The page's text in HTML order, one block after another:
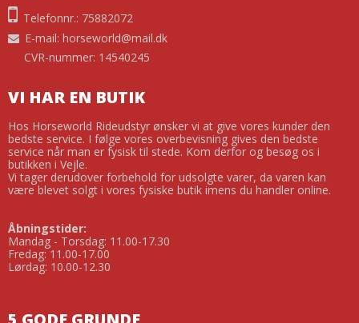
Telefonnr.: 75882072
E-mail: horseworld@mail.dk
CVR-nummer: 14540245
VI HAR EN BUTIK
Hos Horseworld Rideudstyr ønsker vi at give vores kunder den
bedste service. I følge vores overbevisning gives den bedste
service når man er fysisk til stede. Kom derfor og besøg os i
butikken i Vejle.
Vi tager derudover forbehold for udsolgte varer, da varen kan
være blevet solgt i vores fysiske butik imens du handler online.
Åbningstider:
Mandag - Torsdag: 11.00-17.30
Fredag: 11.00-17.00
Lørdag: 10.00-12.30